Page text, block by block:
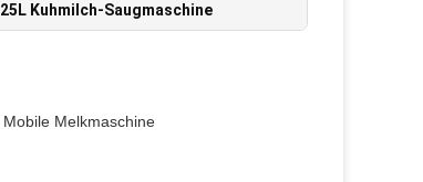
25L Kuhmilch-Saugmaschine
Mobile Melkmaschine